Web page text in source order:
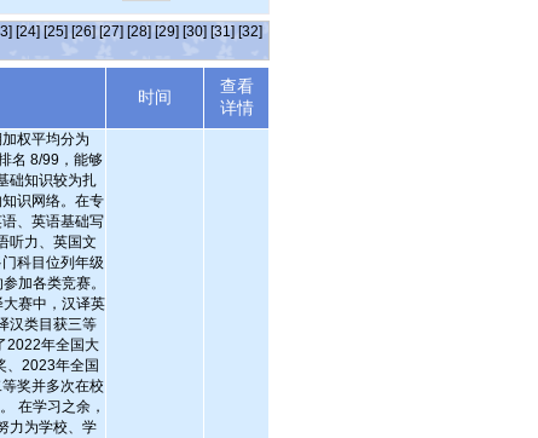
[24] [25] [26] [27] [28] [29] [30] [31] [32]
时间
查看
详情
权平均分为
名 8/99，能够
础知识较为扎
识网络。在专
、英语基础写
听力、英国文
科目位列年级
加各类竞赛。
赛中，汉译英
汉类目获三等
2022年全国大
、2023年全国
奖并多次在校
在学习之余，
力为学校、学